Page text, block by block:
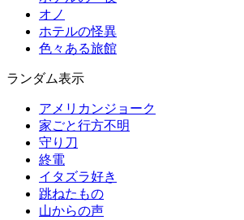
オノ
ホテルの怪異
色々ある旅館
ランダム表示
アメリカンジョーク
家ごと行方不明
守り刀
終電
イタズラ好き
跳ねたもの
山からの声